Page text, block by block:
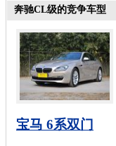
奔驰CL级的竞争车型
宝马 6系双门